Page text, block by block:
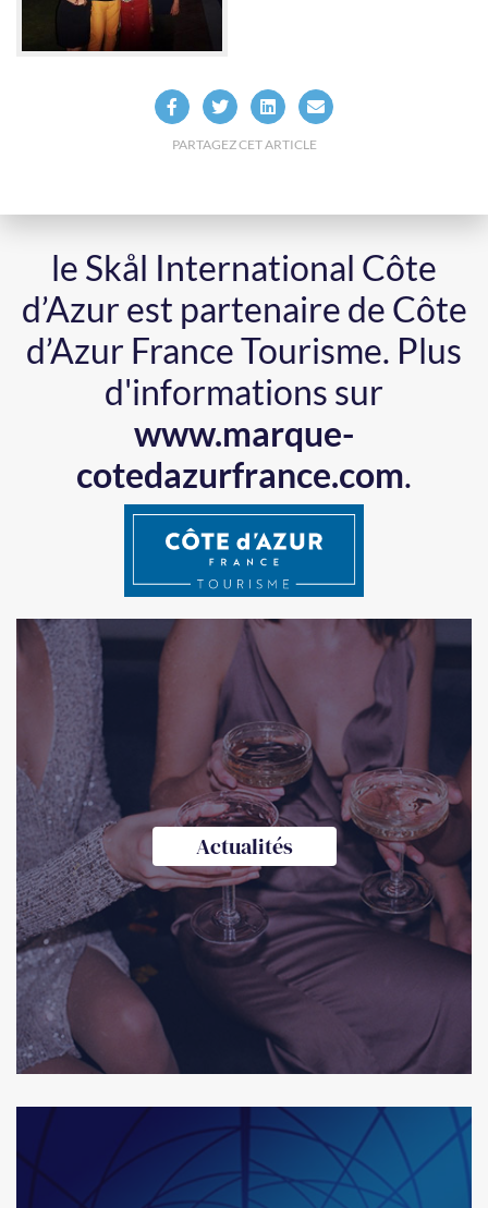
PARTAGEZ CET ARTICLE
le Skål International Côte
d’Azur est partenaire de Côte
d’Azur France Tourisme. Plus
d'informations sur
www.marque-
cotedazurfrance.com.
Actualités